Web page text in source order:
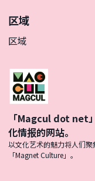
区域
区域
「Magcul dot net
化情报的网站。
以文化艺术的魅力将人们
「Magnet Culture」。